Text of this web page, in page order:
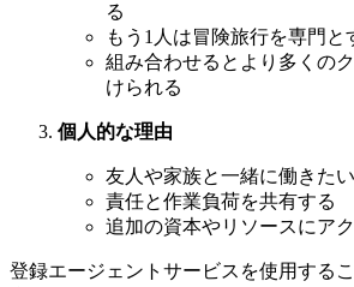
る
もう1人は冒険旅行を専門と
組み合わせるとより多くの
けられる
個人的な理由
友人や家族と一緒に働きたい
責任と作業負荷を共有する
追加の資本やリソースにア
登録エージェントサービスを使用する